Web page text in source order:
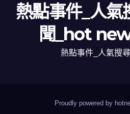
熱點事件_人氣
聞_hot
熱點事件_人氣搜
Proudly powered by